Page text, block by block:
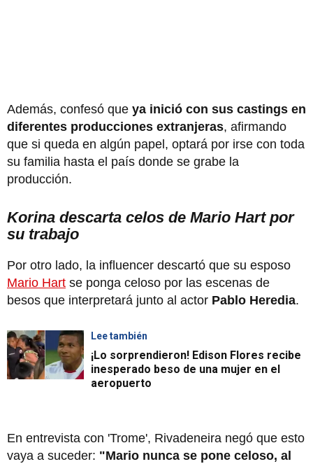
Además, confesó que ya inició con sus castings en
diferentes producciones extranjeras, afirmando
que si queda en algún papel, optará por irse con toda
su familia hasta el país donde se grabe la
producción.
Korina descarta celos de Mario Hart por
su trabajo
Por otro lado, la influencer descartó que su esposo
Mario Hart se ponga celoso por las escenas de
besos que interpretará junto al actor Pablo Heredia.
Lee también
¡Lo sorprendieron! Edison Flores recibe
inesperado beso de una mujer en el
aeropuerto
En entrevista con 'Trome', Rivadeneira negó que esto
vaya a suceder: "Mario nunca se pone celoso, al